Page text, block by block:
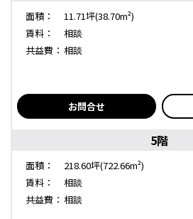
面積：
11.71坪(38.70m²)
賃料：
相談
共益費： 相談
お問合せ
5階
面積：
218.60坪(722.66m²)
賃料：
相談
共益費： 相談